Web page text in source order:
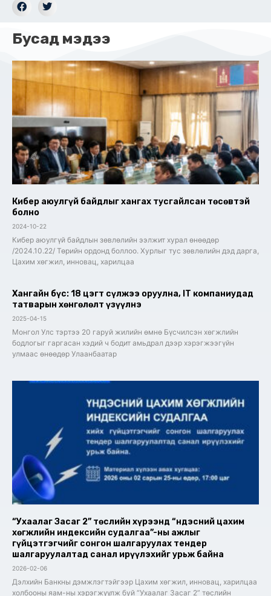
Бусад мэдээ
Кибер аюулгүй байдлыг хангах тусгайлсан төсөвтэй
болно
2024-10-22
Кибер аюулгүй байдлын зөвлөлийн ээлжит хурал өнөөдөр
/2024.10.22/ Төрийн ордонд боллоо. Хурлыг тус зөвлөлийн дэд дарга,
Цахим хөгжил, инновац, харилцаа
Хангайн бүс: 18 цэгт сүлжээ оруулна, IT компаниудад
татварын хөнгөлөлт үзүүлнэ
2025-04-15
Монгол Улс тэртээ 20 гаруй жилийн өмнө Бүсчилсэн хөгжлийн
бодлогыг гаргасан хэдий ч бодит амьдрал дээр хэрэгжээгүйн
улмаас өнөөдөр Улаанбаатар
“Ухаалаг Засаг 2” төслийн хүрээнд “Үндэсний цахим
хөгжлийн индексийн судалгаа”-ны ажлыг
гүйцэтгэгчийг сонгон шалгаруулах тендер
шалгаруулалтад санал ирүүлэхийг урьж байна
2026-02-06
Дэлхийн Банкны дэмжлэгтэйгээр Цахим хөгжил, инновац, харилцаа
холбооны яам-ны хэрэгжүүлж буй “Ухаалаг Засаг 2” төслийн